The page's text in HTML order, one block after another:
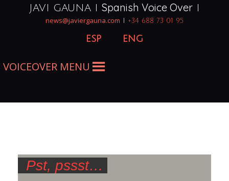
JAVI GAUNA I Spanish Voice Over
news@javiergauna.com +34 688 73 01 95
esp eng
VOICEOVER MENU
Pst, pssst…